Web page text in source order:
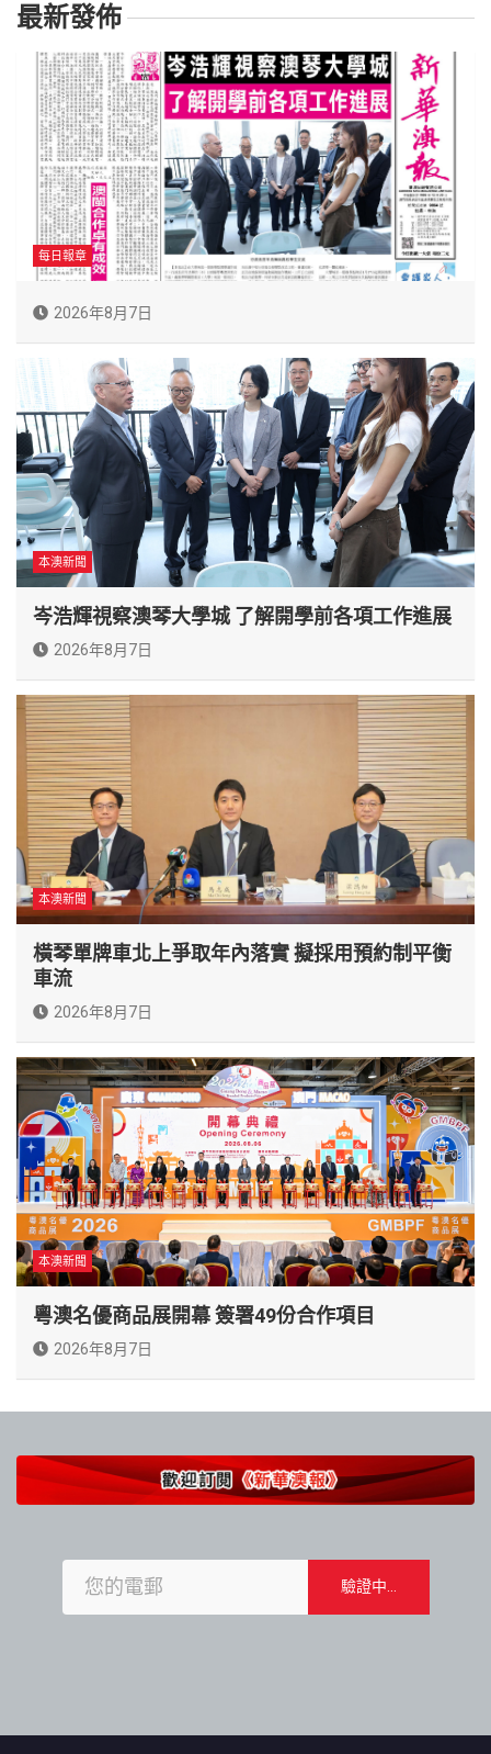
最新發佈
每日報章
2026年8月7日
本澳新聞
岑浩輝視察澳琴大學城 了解開學前各項工作進展
2026年8月7日
本澳新聞
橫琴單牌車北上爭取年內落實 擬採用預約制平衡
車流
2026年8月7日
本澳新聞
粵澳名優商品展開幕 簽署49份合作項目
2026年8月7日